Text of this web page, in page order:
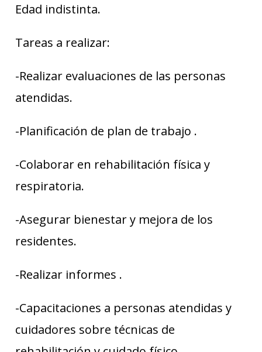
Edad indistinta.
Tareas a realizar:
-Realizar evaluaciones de las personas
atendidas.
-Planificación de plan de trabajo .
-Colaborar en rehabilitación física y
respiratoria.
-Asegurar bienestar y mejora de los
residentes.
-Realizar informes .
-Capacitaciones a personas atendidas y
cuidadores sobre técnicas de